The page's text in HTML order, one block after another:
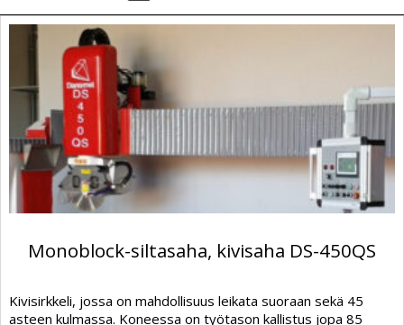
Monoblock-siltasaha, kivisaha DS-450QS
Kivisirkkeli, jossa on mahdollisuus leikata suoraan sekä 45
asteen kulmassa. Koneessa on työtason kallistus jopa 85